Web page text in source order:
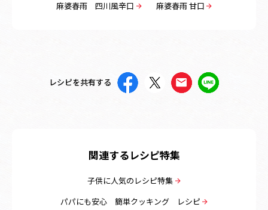
麻婆春雨 四川風辛口 麻婆春雨 甘口
レシピを共有する
関連するレシピ特集
子供に人気のレシピ特集
パパにも安心 簡単クッキング レシピ